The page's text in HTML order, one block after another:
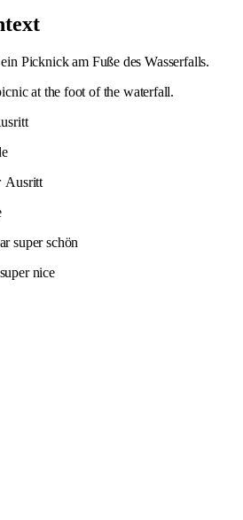
Picknick am Fuße des Wasserfalls.
at the foot of the waterfall.
Ausritt
super schön
nice